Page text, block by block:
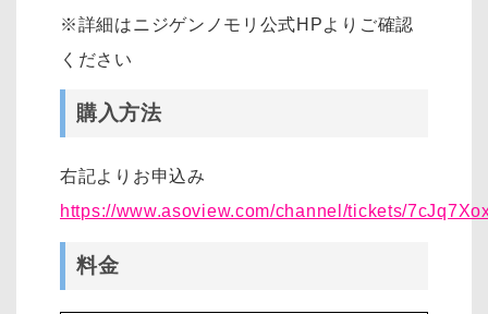
※詳細はニジゲンノモリ公式HPよりご確認
ください
購入方法
右記よりお申込み
https://www.asoview.com/channel/tickets/
料金